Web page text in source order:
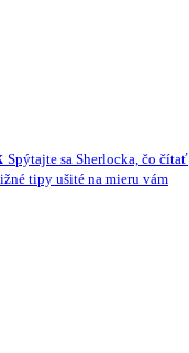
Spýtajte sa Sherlocka, čo čítať
tipy ušité na mieru vám